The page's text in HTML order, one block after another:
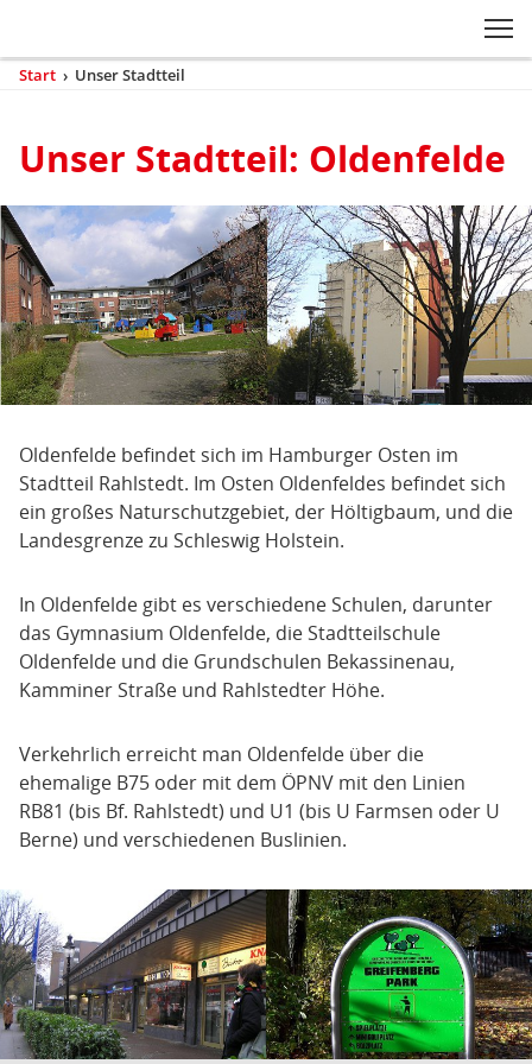
Navigation
Sie
Start › Unser Stadtteil
Unser
Stadtteil
Unser Stadtteil: Oldenfelde
Oldenfelde befindet sich im Hamburger Osten im
Stadtteil Rahlstedt. Im Osten Oldenfeldes befindet sich
ein großes Naturschutzgebiet, der Höltigbaum, und die
Landesgrenze zu Schleswig Holstein.
In Oldenfelde gibt es verschiedene Schulen, darunter
das Gymnasium Oldenfelde, die Stadtteilschule
Oldenfelde und die Grundschulen Bekassinenau,
Kamminer Straße und Rahlstedter Höhe.
Verkehrlich erreicht man Oldenfelde über die
ehemalige B75 oder mit dem ÖPNV mit den Linien
RB81 (bis Bf. Rahlstedt) und U1 (bis U Farmsen oder U
Berne) und verschiedenen Buslinien.